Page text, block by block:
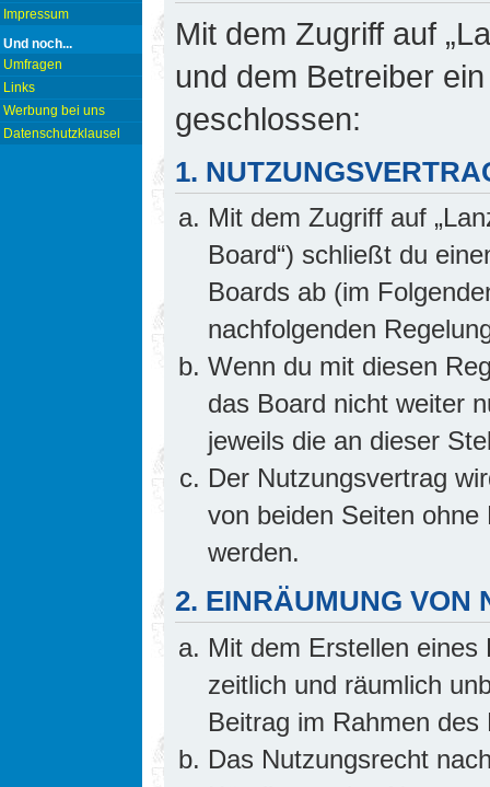
Impressum
Und noch...
Umfragen
Links
Werbung bei uns
Datenschutzklausel
Mit dem Zugriff auf
und dem Betreiber
geschlossen:
1.
Mit dem Zugriff auf
Board“) schließt du
Boards ab (im
nachfolgenden
Wenn du mit diesen
das Board nicht weiter
jeweils die an dieser
Der Nutzungsvertrag
von beiden Seiten
werden.
2. EINRÄUMUNG VON
Mit dem Erstellen
zeitlich und räumlich
Beitrag im Rahmen
Das Nutzungsrecht